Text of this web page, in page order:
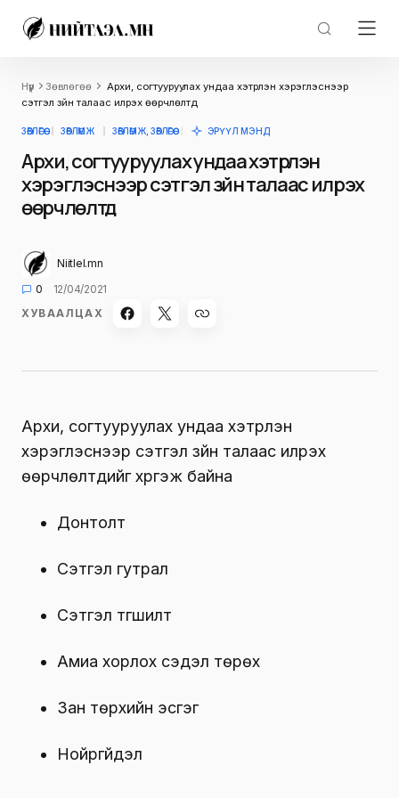
Нүүр Зөвлөгөө
Архи, согтууруулах ундаа хэтрүүлэн хэрэглэснээр
сэтгэл зүйн талаас илрэх өөрчлөлтүүд
ЗӨВЛӨГӨӨ ЗӨВЛӨМЖ ЗӨВЛӨМЖ, ЗӨВЛӨГӨӨ ЭРҮҮЛ МЭНД
Архи, согтууруулах ундаа хэтрүүлэн
хэрэглэснээр сэтгэл зүйн талаас илрэх
өөрчлөлтүүд
Niitlel.mn
0
12/04/2021
ХУВААЛЦАХ
Архи, согтууруулах ундаа хэтрүүлэн
хэрэглэснээр сэтгэл зүйн талаас илрэх
өөрчлөлтүүдийг хүргэж байна
Донтолт
Сэтгэл гутрал
Сэтгэл түгшилт
Амиа хорлох сэдэл төрөх
Зан төрхийн эсгэг
Нойргүйдэл